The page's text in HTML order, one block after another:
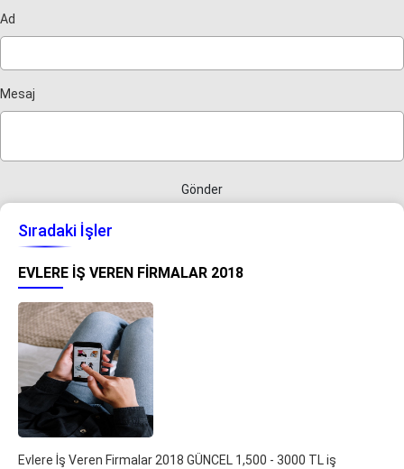
Ad
Mesaj
Gönder
Sıradaki İşler
EVLERE İŞ VEREN FIRMALAR 2018
Evlere İş Veren Firmalar 2018 GÜNCEL 1,500 - 3000 TL iş